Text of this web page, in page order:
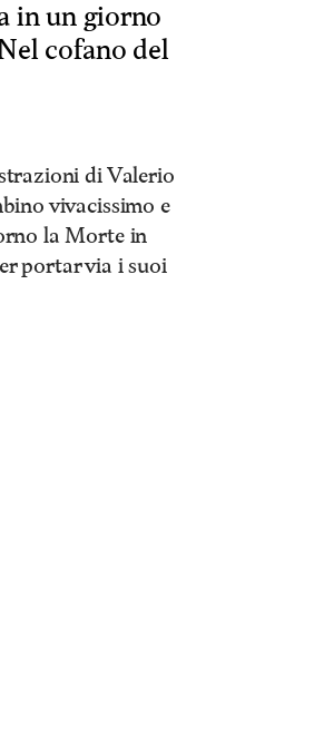
in un giorno
cofano del
di Valerio
vivacissimo e
la Morte in
portar via i suoi